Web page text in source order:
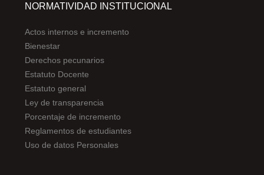
NORMATIVIDAD INSTITUCIONAL
Actos internos e incremento
Bienestar
Derechos pecunarios
Estatuto Docente
Estatuto general
Ley de transparencia
Porcentaje de incremento
Reglamentos de estudiantes
Uso de datos Personales